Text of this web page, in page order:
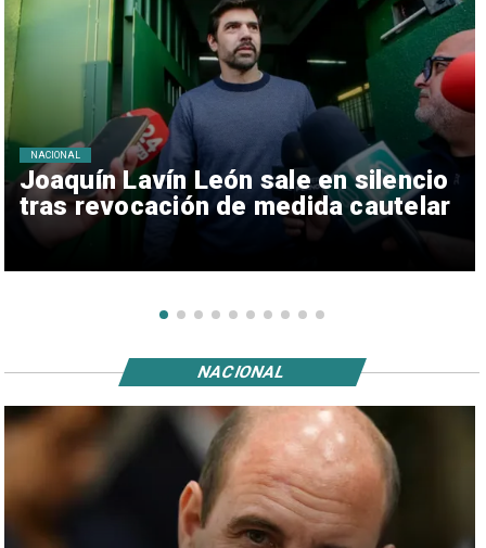
Joaquín Lavín León sale en silencio
tras revocación de medida cautelar
NACIONAL
NACIONAL